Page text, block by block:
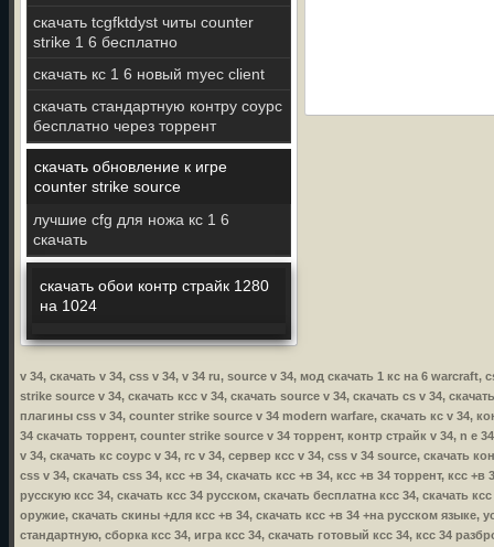
скачать tcgfktdyst читы counter
strike 1 6 бесплатно
скачать кс 1 6 новый myec client
скачать стандартную контру соурс
бесплатно через торрент
скачать обновление к игре
counter strike source
лучшие cfg для ножа кс 1 6
скачать
скачать обои контр страйк 1280
на 1024
v 34, скачать v 34, css v 34, v 34 ru, source v 34, мод скачать 1 кс на 6
strike source v 34, скачать ксс v 34, скачать source v 34, скачать cs v 34,
плагины css v 34, counter strike source v 34 modern warfare, скачать кс v 34,
34 скачать торрент, counter strike source v 34 торрент, контр страйк v 34, n e
v 34, скачать кс соурс v 34, rc v 34, сервер ксс v 34, css v 34 source, скачать
css v 34, скачать css 34, ксс +в 34, скачать ксс +в 34, ксс +в 34 торрент, ксс
русскую ксс 34, скачать ксс 34 русском, скачать бесплатна ксс 34, скачать
оружие, скачать скины +для ксс +в 34, скачать ксс +в 34 +на русском языке,
стандартную, сборка ксс 34, игра ксс 34, скачать готовый ксс 34, ксс 34